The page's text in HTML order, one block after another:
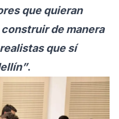
que quieran
de manera
que sí
.